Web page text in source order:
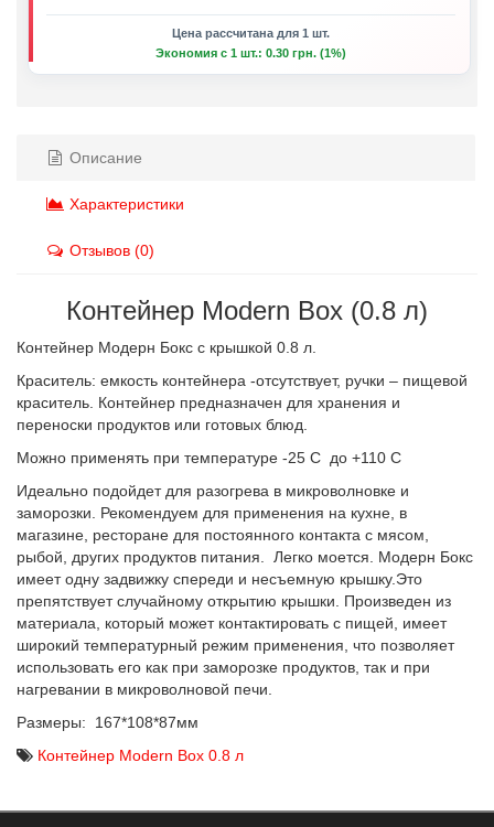
Цена рассчитана для 1 шт.
Экономия с 1 шт.: 0.30 грн. (1%)
Описание
Характеристики
Отзывов (0)
Контейнер Modern Box (0.8 л)
Контейнер Модерн Бокс с крышкой 0.8 л.
Краситель: емкость контейнера -отсутствует, ручки – пищевой
краситель. Контейнер предназначен для хранения и
переноски продуктов или готовых блюд.
Можно применять при температуре -25 С до +110 С
Идеально подойдет для разогрева в микроволновке и
заморозки. Рекомендуем для применения на кухне, в
магазине, ресторане для постоянного контакта с мясом,
рыбой, других продуктов питания. Легко моется. Модерн Бокс
имеет одну задвижку спереди и несъемную крышку.Это
препятствует случайному открытию крышки. Произведен из
материала, который может контактировать с пищей, имеет
широкий температурный режим применения, что позволяет
использовать его как при заморозке продуктов, так и при
нагревании в микроволновой печи.
Размеры: 167*108*87мм
Контейнер Modern Box 0.8 л